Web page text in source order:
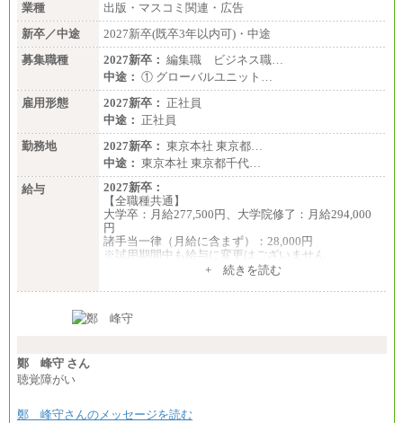
業種
出版・マスコミ関連・広告
新卒／中途
2027新卒(既卒3年以内可)・中途
募集職種
2027新卒： 編集職 ビジネス職…
中途： ① グローバルユニット…
雇用形態
2027新卒： 正社員
中途： 正社員
勤務地
2027新卒： 東京本社 東京都…
中途： 東京本社 東京都千代…
給与
2027新卒：
【全職種共通】
大学卒：月給277,500円、大学院修了：月給294,000
円
諸手当一律（月給に含まず）：28,000円
※試用期間中も給与に変更はございません
月給370,000円～
ます。
+ 続きを読む
鄭 峰守 さん
聴覚障がい
鄭 峰守さんのメッセージを読む